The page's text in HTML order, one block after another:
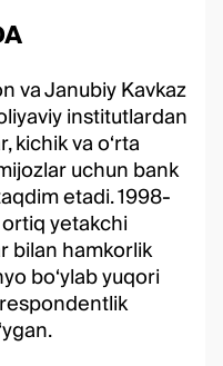
va Janubiy Kavkaz
institutlardan
kichik va o‘rta
uchun bank
etadi. 1998-
yetakchi
bilan hamkorlik
bo‘ylab yuqori